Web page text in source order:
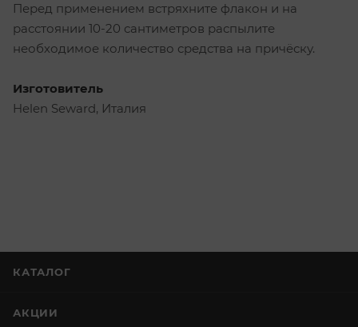
Перед применением встряхните флакон и на
расстоянии 10-20 сантиметров распылите
необходимое количество средства на причёску.
Изготовитель
Helen Seward, Италия
КАТАЛОГ
АКЦИИ